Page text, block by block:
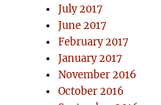
July 2017
June 2017
February 2017
January 2017
November 2016
October 2016